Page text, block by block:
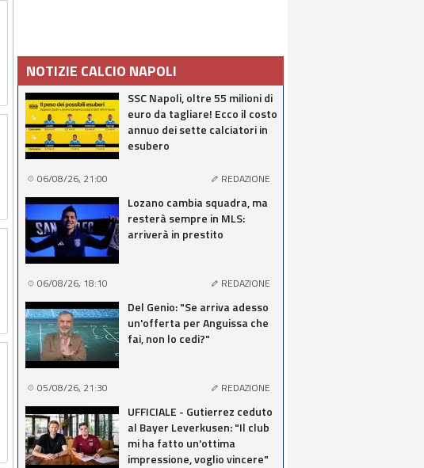
NOTIZIE CALCIO NAPOLI
SSC Napoli, oltre 55 milioni di
euro da tagliare! Ecco il costo
annuo dei sette calciatori in
esubero
06/08/26, 21:00 REDAZIONE
Lozano cambia squadra, ma
resterà sempre in MLS:
arriverà in prestito
06/08/26, 18:10 REDAZIONE
Del Genio: "Se arriva adesso
un'offerta per Anguissa che
fai, non lo cedi?"
05/08/26, 21:30 REDAZIONE
UFFICIALE - Gutierrez ceduto
al Bayer Leverkusen: "Il club
mi ha fatto un'ottima
impressione, voglio vincere"